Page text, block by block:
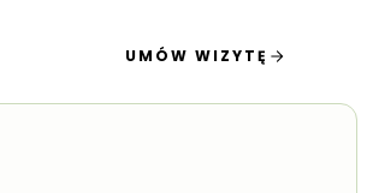
UMÓW WIZYTĘ